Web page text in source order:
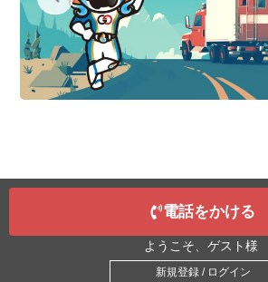
電話をかける
ようこそ、ゲスト様
新規登録 / ログイン